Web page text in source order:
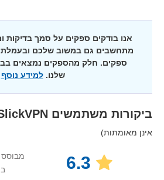
אנו בודקים ספקים על סמך בדיקות
מתחשבים גם במשוב שלכם ובעמלת
ספקים. חלק מהספקים נמצאים
שלנו.למידע נוסף
ביקורות משתמשים
אינן מאומתות)
6.3
ב 1 שפות